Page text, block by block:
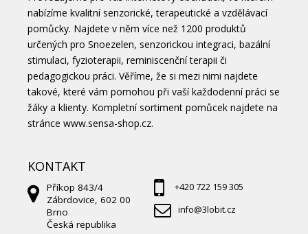
nabízíme kvalitní senzorické, terapeutické a vzdělávací
pomůcky. Najdete v něm více než 1200 produktů
určených pro Snoezelen, senzorickou integraci, bazální
stimulaci, fyzioterapii, reminiscenční terapii či
pedagogickou práci. Věříme, že si mezi nimi najdete
takové, které vám pomohou při vaší každodenní práci se
žáky a klienty. Kompletní sortiment pomůcek najdete na
stránce www.sensa-shop.cz.
KONTAKT
Příkop 843/4
Zábrdovice, 602 00
Brno
Česká republika
+420 722 159 305
info@3lobit.cz